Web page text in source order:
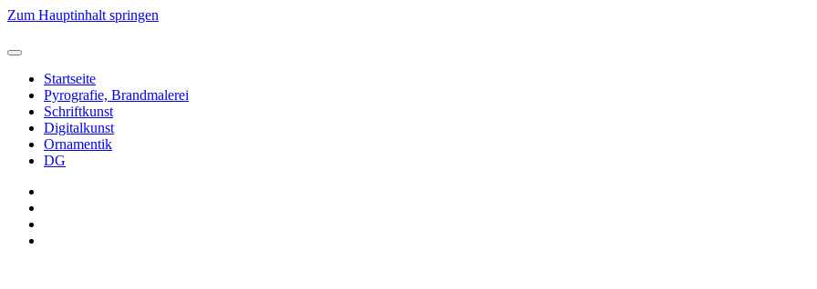
Zum Hauptinhalt springen
Startseite
Pyrografie, Brandmalerei
Schriftkunst
Digitalkunst
Ornamentik
DG